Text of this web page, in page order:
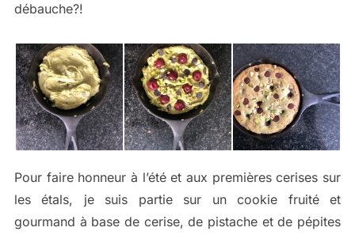
débauche?!
Pour faire honneur à l’été et aux premières cerises sur
les étals, je suis partie sur un cookie fruité et
gourmand à base de cerise, de pistache et de pépites